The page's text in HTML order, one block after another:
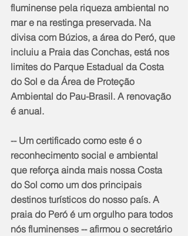
fluminense pela riqueza ambiental no
mar e na restinga preservada. Na
divisa com Búzios, a área do Peró, que
incluiu a Praia das Conchas, está nos
limites do Parque Estadual da Costa
do Sol e da Área de Proteção
Ambiental do Pau-Brasil. A renovação
é anual.
-- Um certificado como este é o
reconhecimento social e ambiental
que reforça ainda mais nossa Costa
do Sol como um dos principais
destinos turísticos do nosso país. A
praia do Peró é um orgulho para todos
nós fluminenses -- afirmou o secretário